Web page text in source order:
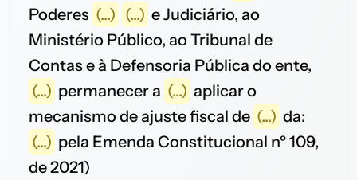
Poderes (...) (...) e Judiciário, ao
Ministério Público, ao Tribunal de
Contas e à Defensoria Pública do ente,
(...) permanecer a (...) aplicar o
mecanismo de ajuste fiscal de (...) da:
(...) pela Emenda Constitucional nº 109,
de 2021)